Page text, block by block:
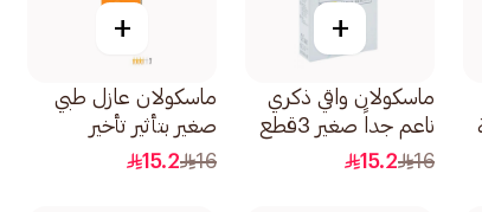
+
ماسكولان واقي ذكري
ناعم جداً صغير 3قطع
16
15.2
+
ماسكولان عازل طبي
صغير بتأثير تأخير
3قطعة
16
15.2